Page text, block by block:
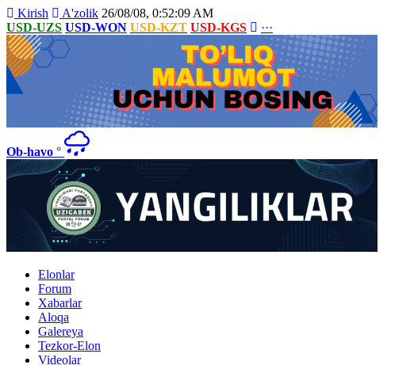
Kirish A'zolik 26/08/08, 0:52:09 AM
USD-UZS USD-WON USD-KZT USD-KGS ···
Ob-havo °
Elonlar
Forum
Xabarlar
Aloqa
Galereya
Tezkor-Elon
Videolar